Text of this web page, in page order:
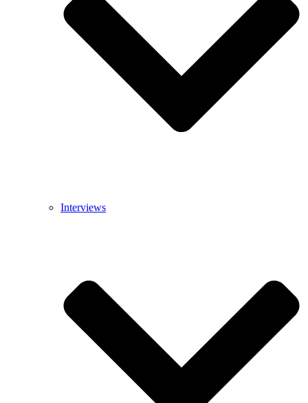
Interviews